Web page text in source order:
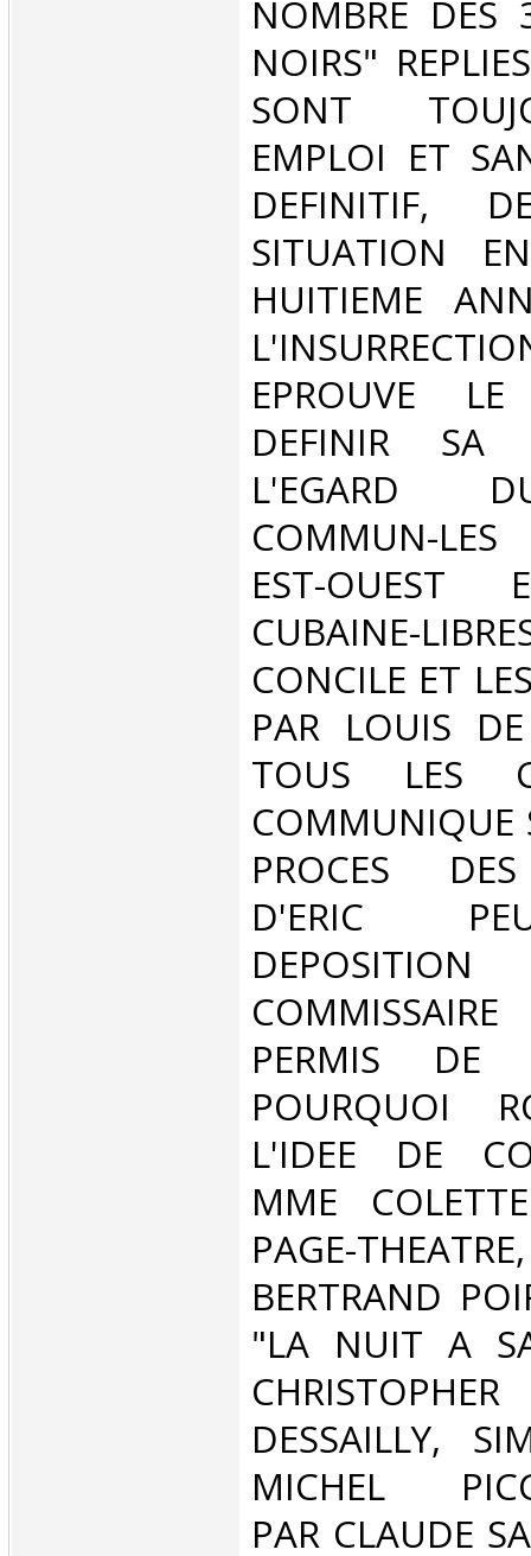
NOMBRE DES
NOIRS"
SONT
EMPLOI ET
DEFINITIF,
SITUATION
HUITIEME
EPROUVE
DEFINIR SA
L'EGARD
COMMUN-
EST-OUEST
CUBAINE-
CONCILE ET
PAR LOUIS DE
TOUS LES
COMMUNIQUE
PROCES
D'ERIC
PERMIS DE
POURQUOI
L'IDEE DE
MME
PAGE-
BERTRAND
"LA NUIT A
DESSAILLY,
MICHEL
PAR CLAUDE